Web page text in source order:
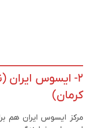
۲- ایسوس ایران
کرمان)
مرکز ایسوس ایران هم